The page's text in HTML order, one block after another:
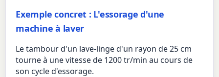
Exemple concret : L'essorage d'une
machine à laver
Le tambour d'un lave-linge d'un rayon de 25 cm
tourne à une vitesse de 1200 tr/min au cours de
son cycle d'essorage.